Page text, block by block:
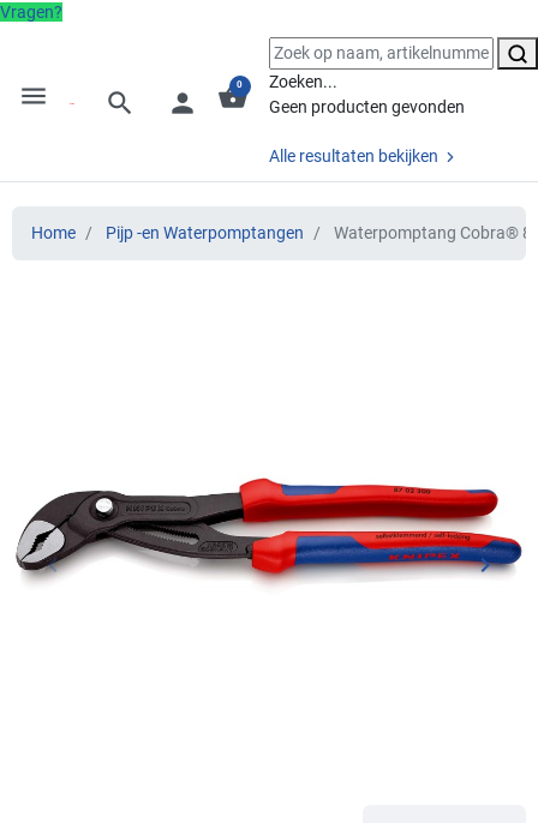
Vragen?
menu search person shopping_basket
0
Zoeken...
Geen producten gevonden
Alle resultaten bekijken
Home Pijp -en Waterpomptangen Waterpomptang Cobra®
Vorige
keyboard_arrow_left keyboard_arrow_right